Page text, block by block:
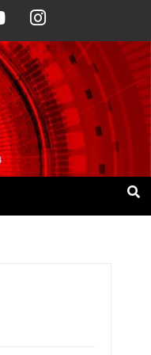
10 Ago